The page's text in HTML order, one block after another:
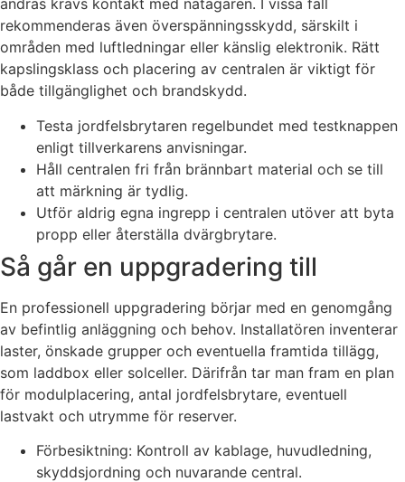
ändras krävs kontakt med nätägaren. I vissa fall
rekommenderas även överspänningsskydd, särskilt i
områden med luftledningar eller känslig elektronik. Rätt
kapslingsklass och placering av centralen är viktigt för
både tillgänglighet och brandskydd.
Testa jordfelsbrytaren regelbundet med testknappen
enligt tillverkarens anvisningar.
Håll centralen fri från brännbart material och se till
att märkning är tydlig.
Utför aldrig egna ingrepp i centralen utöver att byta
propp eller återställa dvärgbrytare.
Så går en uppgradering till
En professionell uppgradering börjar med en genomgång
av befintlig anläggning och behov. Installatören inventerar
laster, önskade grupper och eventuella framtida tillägg,
som laddbox eller solceller. Därifrån tar man fram en plan
för modulplacering, antal jordfelsbrytare, eventuell
lastvakt och utrymme för reserver.
Förbesiktning: Kontroll av kablage, huvudledning,
skyddsjordning och nuvarande central.